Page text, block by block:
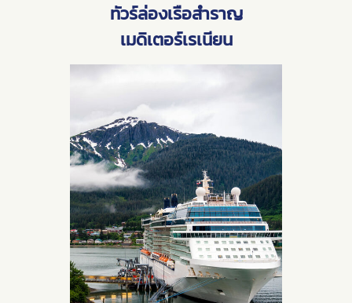
ทัวร์ล่องเรือสำราญ
เมดิเตอร์เรเนียน